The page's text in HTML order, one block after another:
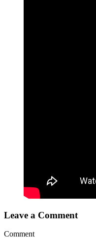
Leave a Comment
Comment